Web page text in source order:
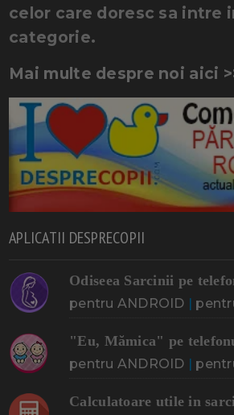
celor care doresc sa intre
categorie.
Mai multe despre noi aici
APLICATII DESPRECOPII
Odiseea Sarcinii pe
pentru ANDROID |
"Eu, Mămica" pe
pentru ANDROID |
Calculatoare utile in